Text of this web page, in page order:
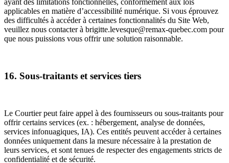
ayant des limitations fonctionnelles, conformément aux lois
applicables en matière d’accessibilité numérique. Si vous éprouvez
des difficultés à accéder à certaines fonctionnalités du Site Web,
veuillez nous contacter à brigitte.levesque@remax-quebec.com pour
que nous puissions vous offrir une solution raisonnable.
16. Sous-traitants et services tiers
Le Courtier peut faire appel à des fournisseurs ou sous-traitants pour
offrir certains services (ex. : hébergement, analyse de données,
services infonuagiques, IA). Ces entités peuvent accéder à certaines
données uniquement dans la mesure nécessaire à la prestation de
leurs services, et sont tenues de respecter des engagements stricts de
confidentialité et de sécurité.